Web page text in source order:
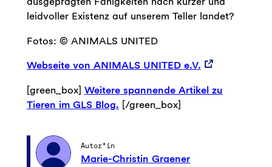
leidvoller Existenz auf unserem Teller landet?
Fotos: © ANIMALS UNITED
Webseite von ANIMALS UNITED e.V.
[green_box] Weitere spannende Artikel zu
Tieren im GLS Blog. [/green_box]
Autor*in
Marie-Christin Graener